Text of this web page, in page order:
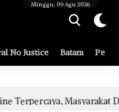
No Justice Batam
Minggu, 09 Agu 2026
Diminta Lebih Cermat